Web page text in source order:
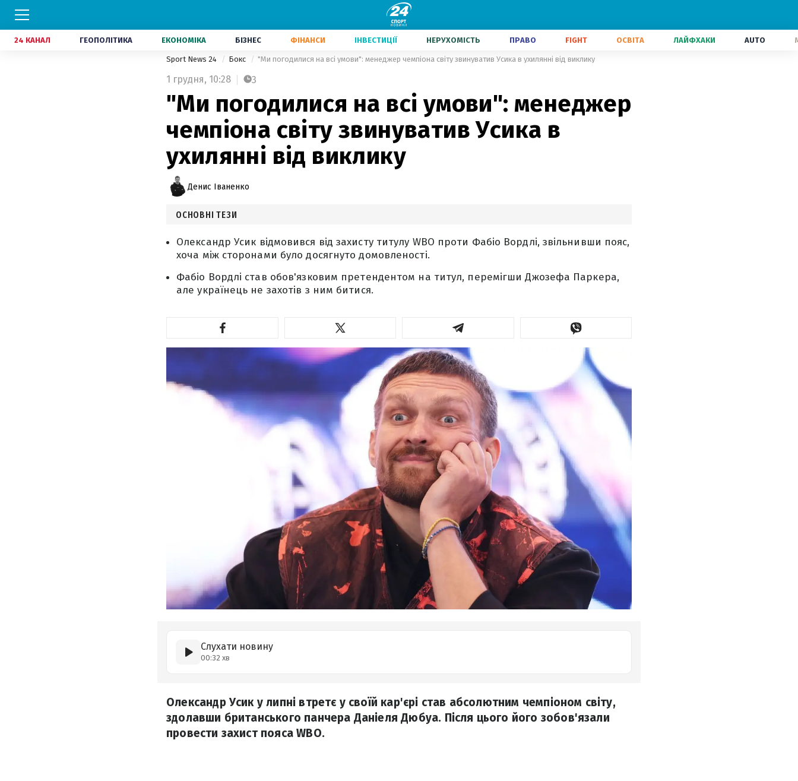
24 КАНАЛ ГЕОПОЛІТИКА ЕКОНОМІКА БІЗНЕС ФІНАНСИ ІНВЕСТИЦІЇ НЕРУХОМІСТЬ ПРАВО FIGHT ОСВІТА ЛАЙФХАКИ AUTO
Sport News 24 Бокс "Ми погодилися на всі умови": менеджер чемпіона світу звинуватив Усика в ухилянні від виклику
1 грудня, 10:28 3
"Ми погодилися на всі умови": менеджер
чемпіона світу звинуватив Усика в
ухилянні від виклику
Денис Іваненко
ОСНОВНІ ТЕЗИ
Олександр Усик відмовився від захисту титулу WBO проти Фабіо Вордлі, звільнивши пояс,
хоча між сторонами було досягнуто домовленості.
Фабіо Вордлі став обов'язковим претендентом на титул, перемігши Джозефа Паркера,
але українець не захотів з ним битися.
Слухати новину
00:32 хв
Олександр Усик у липні втретє у своїй кар'єрі став абсолютним чемпіоном світу,
здолавши британського панчера Даніеля Дюбуа. Після цього його зобов'язали
провести захист пояса WBO.